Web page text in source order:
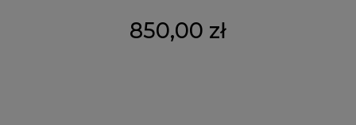
850,00 zł